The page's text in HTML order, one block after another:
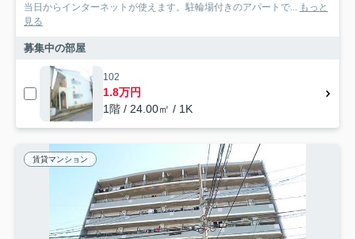
当日からインターネットが使えます。駐輪場付きのアパートで... もっと
見る
募集中の部屋
102
1.8万円
1階 / 24.00㎡ / 1K
賃貸マンション